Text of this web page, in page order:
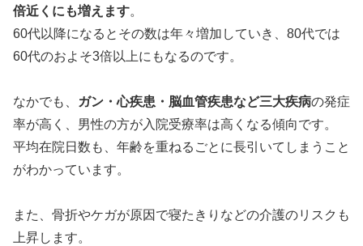
倍近くにも増えます。
60代以降になるとその数は年々増加していき、80代では
60代のおよそ3倍以上にもなるのです。
なかでも、 ガン・心疾患・脳血管疾患など三大疾病の発症
率が高く、男性の方が入院受療率は高くなる傾向です。
平均在院日数も、年齢を重ねるごとに長引いてしまうこと
がわかっています。
また、骨折やケガが原因で寝たきりなどの介護のリスクも
上昇します。